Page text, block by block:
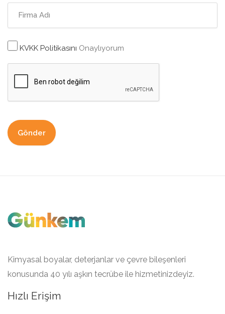
KVKK Politikasını Onaylıyorum
Kimyasal boyalar, deterjanlar ve çevre bileşenleri
konusunda 40 yılı aşkın tecrübe ile hizmetinizdeyiz.
Hızlı Erişim